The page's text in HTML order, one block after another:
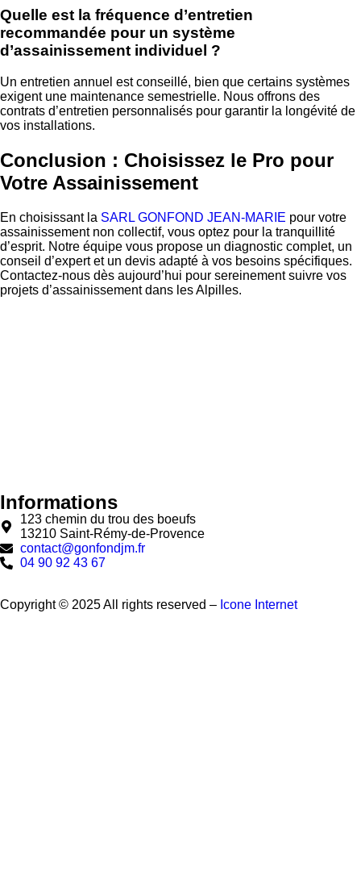
Quelle est la fréquence d’entretien
recommandée pour un système
d’assainissement individuel ?
Un entretien annuel est conseillé, bien que certains systèmes
exigent une maintenance semestrielle. Nous offrons des
contrats d’entretien personnalisés pour garantir la longévité de
vos installations.
Conclusion : Choisissez le Pro pour
Votre Assainissement
En choisissant la SARL GONFOND JEAN-MARIE pour votre
assainissement non collectif, vous optez pour la tranquillité
d’esprit. Notre équipe vous propose un diagnostic complet, un
conseil d’expert et un devis adapté à vos besoins spécifiques.
Contactez-nous dès aujourd’hui pour sereinement suivre vos
projets d’assainissement dans les Alpilles.
Informations
123 chemin du trou des boeufs
13210 Saint-Rémy-de-Provence
contact@gonfondjm.fr
04 90 92 43 67
Copyright © 2025 All rights reserved – Icone Internet